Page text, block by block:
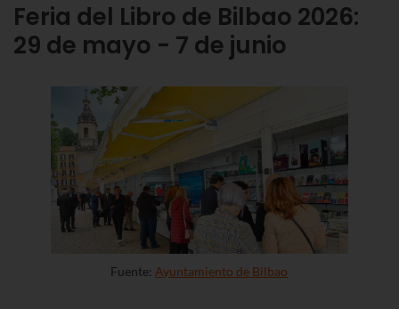
Feria del Libro de Bilbao 2026:
29 de mayo - 7 de junio
Fuente: Ayuntamiento de Bilbao